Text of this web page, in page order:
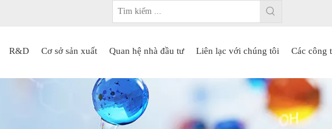
R&D Cơ sở sản xuất Quan hệ nhà đầu tư Liên lạc với chúng tôi Các công